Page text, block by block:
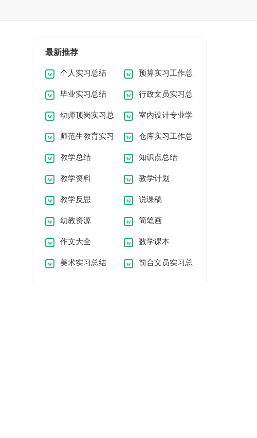
最新推荐
个人实习总结 预算实习工作总
结
毕业实习总结 行政文员实习总
结
幼师顶岗实习总
结
室内设计专业学
生实习总结
师范生教育实习
总结
仓库实习工作总
结
教学总结 知识点总结
教学资料 教学计划
教学反思 说课稿
幼教资源 简笔画
作文大全 数学课本
美术实习总结 前台文员实习总